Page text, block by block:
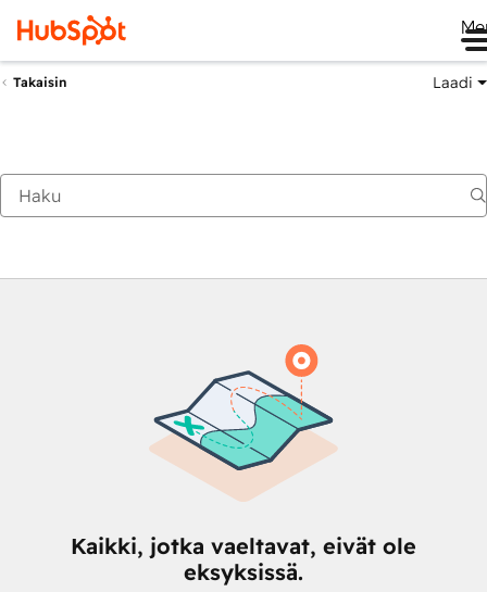
Takaisin Laadi
Kaikki, jotka vaeltavat, eivät ole
eksyksissä.